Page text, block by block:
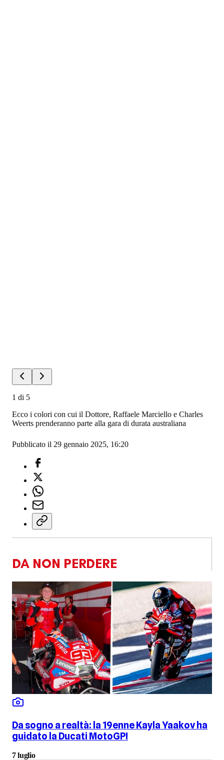
1 di 5
Ecco i colori con cui il Dottore, Raffaele Marciello e Charles
Weerts prenderanno parte alla gara di durata australiana
Pubblicato il 29 gennaio 2025, 16:20
DA NON PERDERE
Da sogno a realtà: la 19enne Kayla Yaakov ha
guidato la Ducati MotoGP!
7 luglio